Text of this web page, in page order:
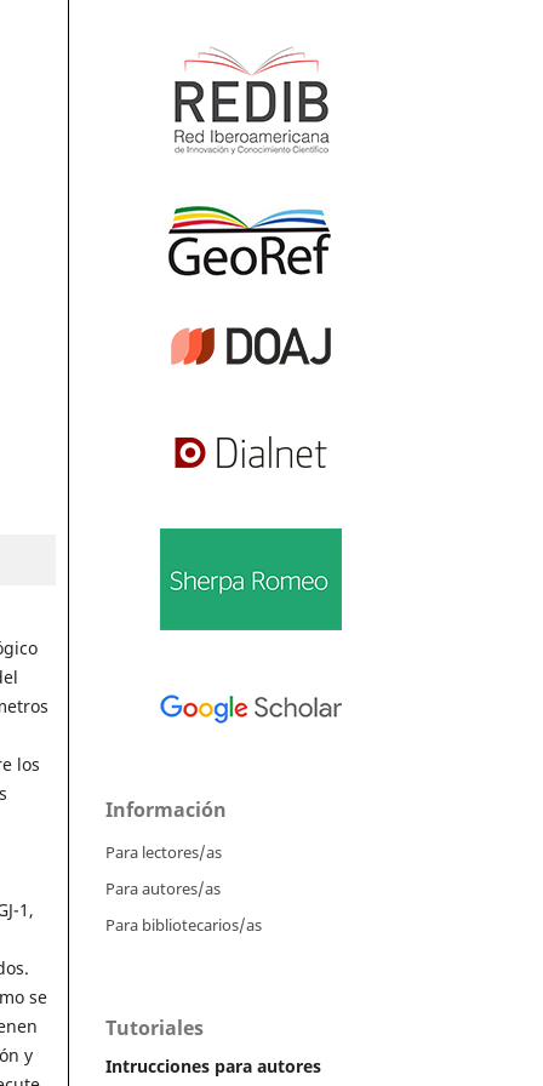
los
1,
se
y
Información
Para lectores/as
Para autores/as
Para bibliotecarios/as
Tutoriales
Intrucciones para autores